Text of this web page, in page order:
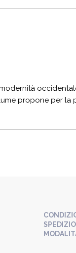
propone per la